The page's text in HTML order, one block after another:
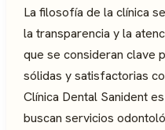
La filosofía de la clínica
la transparencia y la
que se consideran clave
sólidas y satisfactorias
Clínica Dental Sanident
buscan servicios